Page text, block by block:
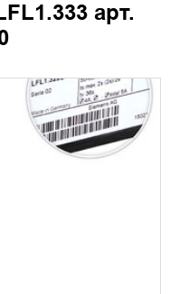
арт.